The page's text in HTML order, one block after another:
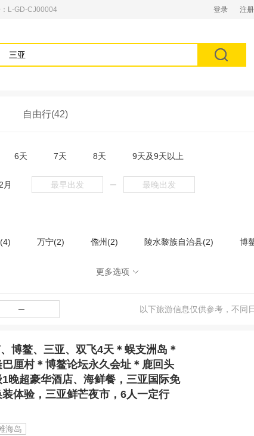
L-GD-CJ00004 登录 注册
自由行(42)
6天 7天 8天 9天及9天以上
月 ─
万宁(2) 儋州(2) 陵水黎族自治县(2) 博
更多选项
─ 以下旅游信息仅供参考，不同
、博鳌、三亚、双飞4天＊蜈支洲岛＊
厘村＊博鳌论坛永久会址＊鹿回头
晚超豪华酒店、海鲜餐，三亚国际免
体验，三亚鲜芒夜市，6人一定行
海岛